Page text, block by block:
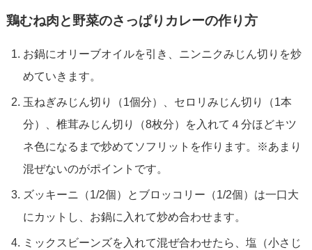
鶏むね肉と野菜のさっぱりカレーの作り方
お鍋にオリーブオイルを引き、ニンニクみじん切りを炒
めていきます。
玉ねぎみじん切り（1個分）、セロリみじん切り（1本
分）、椎茸みじん切り（8枚分）を入れて４分ほどキツ
ネ色になるまで炒めてソフリットを作ります。※あまり
混ぜないのがポイントです。
ズッキーニ（1/2個）とブロッコリー（1/2個）は一口大
にカットし、お鍋に入れて炒め合わせます。
ミックスビーンズを入れて混ぜ合わせたら、塩（小さじ